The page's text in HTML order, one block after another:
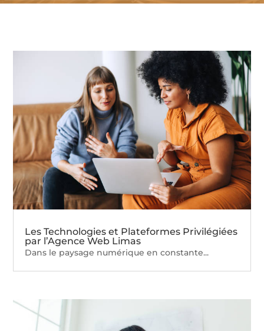
Les Technologies et Plateformes Privilégiées
par l’Agence Web Limas
Dans le paysage numérique en constante...